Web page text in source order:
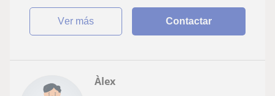
ver más Contactar
Àlex